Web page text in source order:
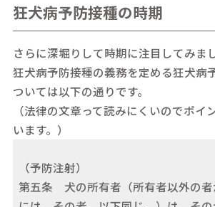
狂犬病予防接種の時期
さらに深堀りして時期に注目してみま
狂犬病予防接種の義務を定める狂犬病
ついては以下の通りです。
（法律の文章って読みにくいのでポイ
います。）
（予防注射）
第五条 犬の所有者（所有者以外の者